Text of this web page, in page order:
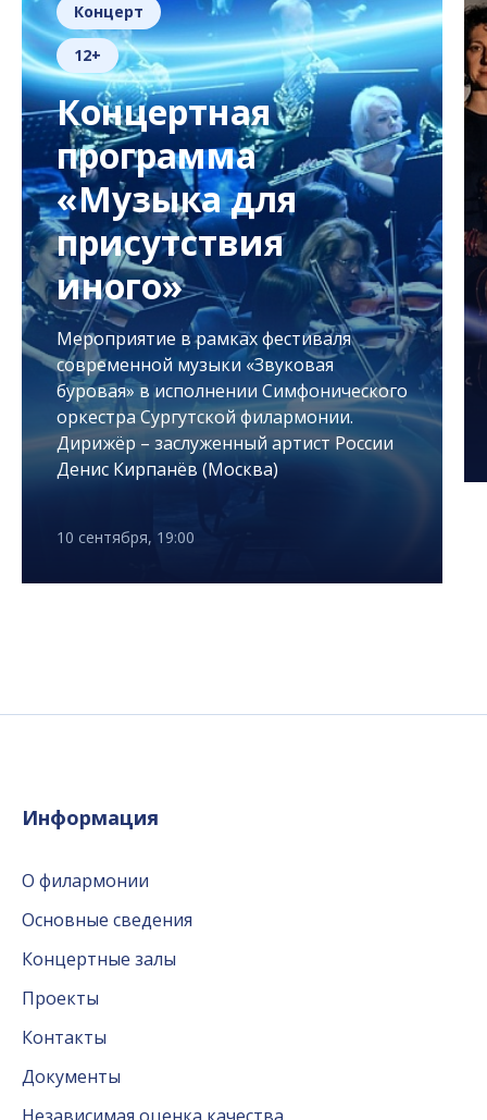
Концерт
12+
Концертная
программа
«Музыка для
присутствия
иного»
Мероприятие в рамках фестиваля
современной музыки «Звуковая
буровая» в исполнении Симфонического
оркестра Сургутской филармонии.
Дирижёр – заслуженный артист России
Денис Кирпанёв (Москва)
10 сентября, 19:00
Информация
О филармонии
Основные сведения
Концертные залы
Проекты
Контакты
Документы